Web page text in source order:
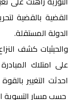
القضية بالقضية
الدولة المستقلة.
والحيثيات كشف
على امتلاك
احدثت التغيير
حسب مسار التسوية